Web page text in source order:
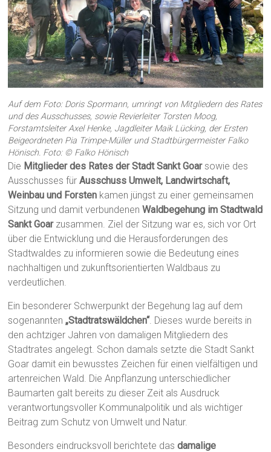
Auf dem Foto: Doris Spormann, umringt von Mitgliedern des Rates
und des Ausschusses, sowie Revierleiter Torsten Moog,
Forstamtsleiter Axel Henke, Jagdleiter Maik Lücking, der Ersten
Beigeordneten Pia Trimpe-Müller und Stadtbürgermeister Falko
Hönisch. Foto: © Falko Hönisch
Die Mitglieder des Rates der Stadt Sankt Goarsowie des
Ausschusses fürAusschuss Umwelt, Landwirtschaft,
Weinbau und Forsten kamen jüngst zu einer gemeinsamen
Sitzung und damit verbundenenWaldbegehung im Stadtwald
Sankt Goarzusammen. Ziel der Sitzung war es, sich vor Ort
über die Entwicklung und die Herausforderungen des
Stadtwaldes zu informieren sowie die Bedeutung eines
nachhaltigen und zukunftsorientierten Waldbaus zu
verdeutlichen.
Ein besonderer Schwerpunkt der Begehung lag auf dem
sogenannten„Stadtratswäldchen“. Dieses wurde bereits in
den achtziger Jahren von damaligen Mitgliedern des
Stadtrates angelegt. Schon damals setzte die Stadt Sankt
Goar damit ein bewusstes Zeichen für einen vielfältigen und
artenreichen Wald. Die Anpflanzung unterschiedlicher
Baumarten galt bereits zu dieser Zeit als Ausdruck
verantwortungsvoller Kommunalpolitik und als wichtiger
Beitrag zum Schutz von Umwelt und Natur.
Besonders eindrucksvoll berichtete dasdamalige